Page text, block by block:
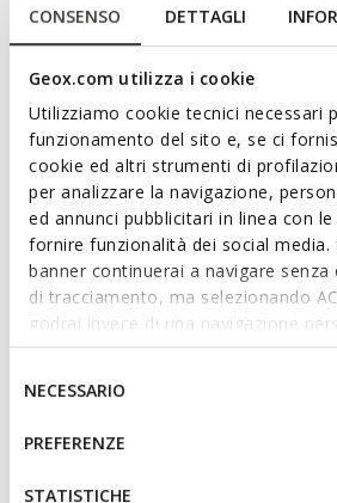
CONSENSO DETTAGLI
Geox.com utilizza i cookie
Utilizziamo cookie tecnici necessari
funzionamento del sito e, se ci
cookie ed altri strumenti di
per analizzare la navigazione,
ed annunci pubblicitari in linea con
fornire funzionalità dei social media.
banner continuerai a navigare
di tracciamento, ma selezionando
godrai invece di una navigazione
base dei tuoi gusti ed interessi.
IMPOSTAZIONI potrai anche
altri strumenti di tracciamento
informazioni o per modificare in
tue impostazioni, visita la nostra
del
consenso
NECESSARIO
PREFERENZE
STATISTICHE
Sandalo uomo confortevole e
e moderno, ispirato al mondo outdoor.
tomaia, curata in ogni dettaglio, è
effetto pelle cerata ed è qui presentata
marrone scuro. Strada è perfetto sia
per le escursioni fuori porta del
benessere del piede da mattina a sera.
CODICE PRODOTTO:
Leggi di più
Caratteristiche
Ammortizzazione ottimale che
Calzata facile e veloce